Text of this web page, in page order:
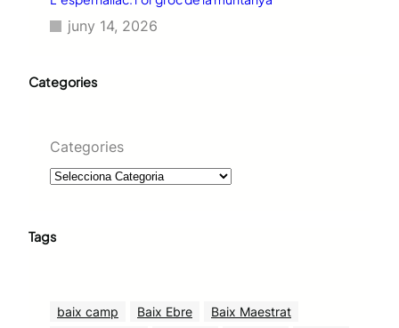
juny 14, 2026
Categories
Categories
Tags
baix camp Baix Ebre
Baix Maestrat